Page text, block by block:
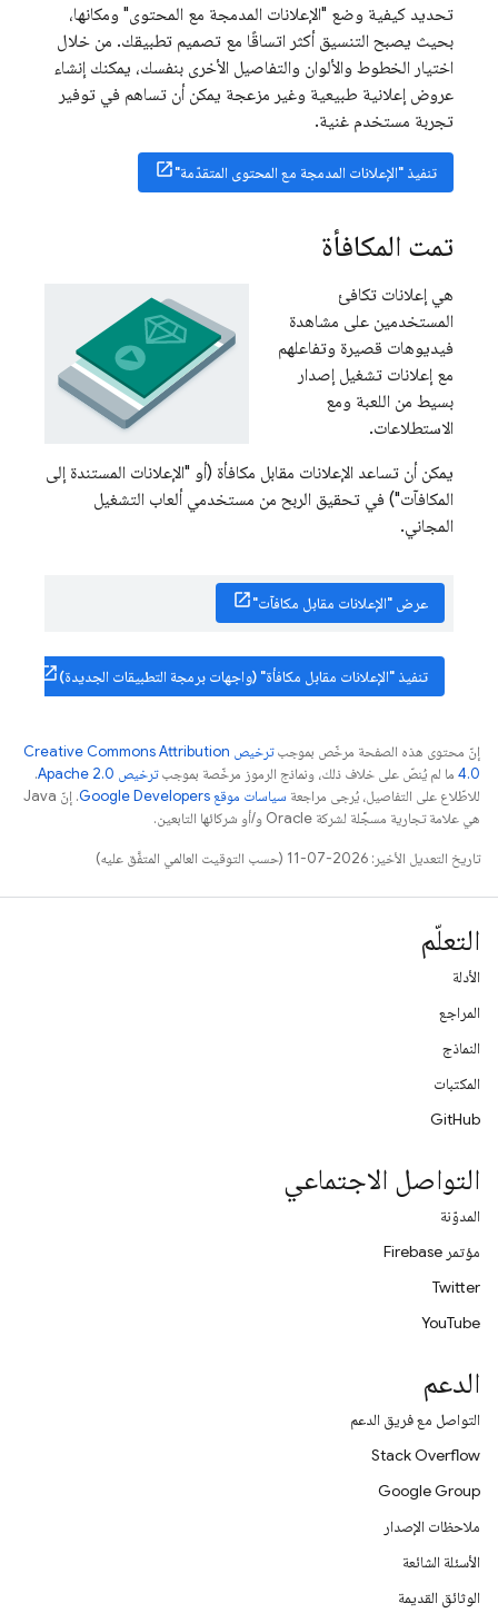
تحديد كيفية وضع "الإعلانات المدمجة مع المحتوى" ومكانها،
بحيث يصبح التنسيق أكثر اتساقًا مع تصميم تطبيقك. من خلال
اختيار الخطوط والألوان والتفاصيل الأخرى بنفسك، يمكنك إنشاء
عروض إعلانية طبيعية وغير مزعجة يمكن أن تساهم في توفير
تجربة مستخدم غنية.
تنفيذ "الإعلانات المدمجة مع المحتوى المتقدّمة"
تمت المكافأة
هي إعلانات تكافئ
المستخدمين على مشاهدة
فيديوهات قصيرة وتفاعلهم
مع إعلانات تشغيل إصدار
بسيط من اللعبة ومع
الاستطلاعات.
يمكن أن تساعد الإعلانات مقابل مكافأة (أو "الإعلانات المستندة إلى
المكافآت") في تحقيق الربح من مستخدمي ألعاب التشغيل
المجاني.
عرض "الإعلانات مقابل مكافآت"
تنفيذ "الإعلانات مقابل مكافأة" (واجهات برمجة التطبيقات الجديدة)
إنّ محتوى هذه الصفحة مرخّص بموجب
ترخيص Creative Commons Attribution
4.0‏ ما لم يُنصّ على خلاف ذلك، ونماذج الرموز مرخّصة بموجبترخيص Apache 2.0‏
.
للاطّلاع على التفاصيل، يُرجى مراجعة سياسات موقع Google Developers‏
. إنّ Java
هي علامة تجارية مسجَّلة لشركة Oracle و/أو شركائها التابعين.
تاريخ التعديل الأخير: 2026-07-11 (حسب التوقيت العالمي المتفَّق عليه)
التعلّم
الأدلة
المراجع
النماذج
المكتبات
GitHub
التواصل الاجتماعي
المدوّنة
مؤتمر Firebase
Twitter
YouTube
الدعم
التواصل مع فريق الدعم
Stack Overflow
Google Group
ملاحظات الإصدار
الأسئلة الشائعة
الوثائق القديمة